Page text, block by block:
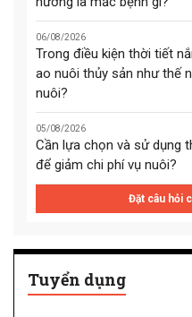
06/08/2026
Trong điều kiện thời tiết
ao nuôi thủy sản như thế
nuôi?
05/08/2026
Cần lựa chọn và sử dụng
để giảm chi phí vụ nuôi?
Đặt câu hỏi
Tuyển dụng